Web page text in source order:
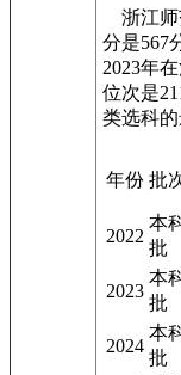
浙江师
分是567
2023年
位次是
类选科的
年份 批
2022
本
批
2023
本
批
2024
本
批